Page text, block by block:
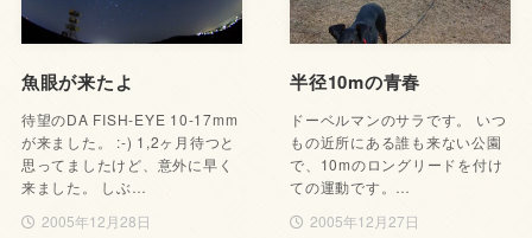
魚眼が来たよ
待望のDA FISH-EYE 10-17mm
が来ました。 :-) 1,2ヶ月待つと
思ってましたけど、意外に早く
来ました。 しぶ…
2005年12月28日
半径10mの青春
ドーベルマンのサラです。 いつ
もの近所にある誰も来ない公園
で、10mのロングリードを付け
ての運動です。…
2005年12月27日